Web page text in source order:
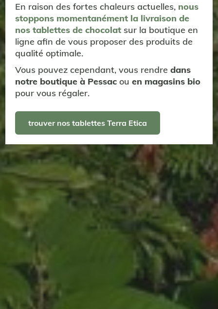
En raison des fortes chaleurs actuelles, nous
stoppons momentanément la livraison de
nos tablettes de chocolat sur la boutique en
ligne afin de vous proposer des produits de
qualité optimale.
Vous pouvez cependant, vous rendredans
notre boutique à Pessac ouen magasins bio
pour vous régaler.
trouver nos tablettes Terra Etica